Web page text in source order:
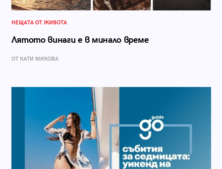
НЕЩАТА ОТ ЖИВОТА
Лятото винаги е в минало време
ОТ КАТИ МИКОВА